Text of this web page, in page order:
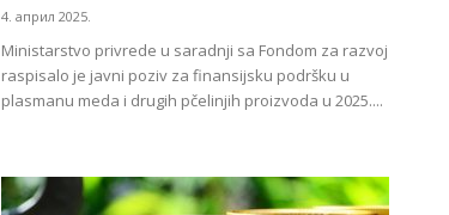
4. април 2025.
Ministarstvo privrede u saradnji sa Fondom za razvoj
raspisalo je javni poziv za finansijsku podršku u
plasmanu meda i drugih pčelinjih proizvoda u 2025....